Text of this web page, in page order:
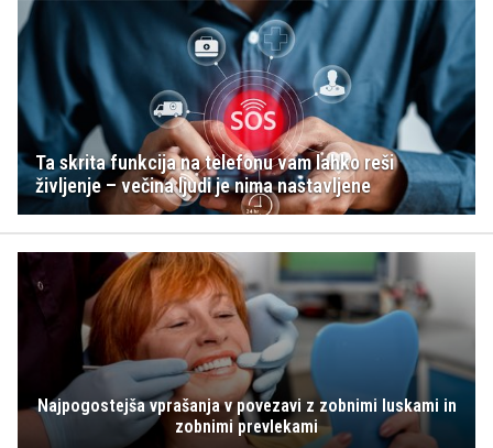
Ta skrita funkcija na telefonu vam lahko reši
življenje – večina ljudi je nima nastavljene
Najpogostejša vprašanja v povezavi z zobnimi luskami in
zobnimi prevlekami